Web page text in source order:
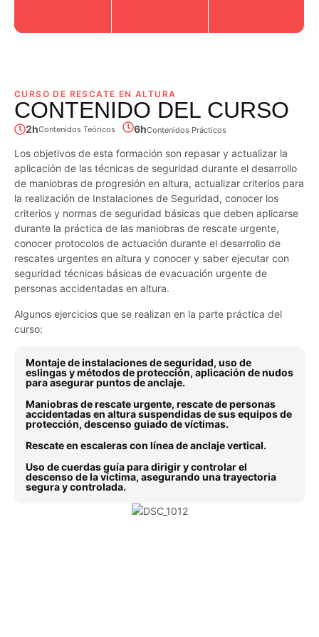
CURSO DE RESCATE EN ALTURA​
CONTENIDO DEL CURSO
2hContenidos Teóricos 6hContenidos Prácticos
Los objetivos de esta formación son repasar y actualizar la
aplicación de las técnicas de seguridad durante el desarrollo
de maniobras de progresión en altura, actualizar criterios para
la realización de Instalaciones de Seguridad, conocer los
criterios y normas de seguridad básicas que deben aplicarse
durante la práctica de las maniobras de rescate urgente,
conocer protocolos de actuación durante el desarrollo de
rescates urgentes en altura y conocer y saber ejecutar con
seguridad técnicas básicas de evacuación urgente de
personas accidentadas en altura.
Algunos ejercicios que se realizan en la parte práctica del
curso:
Montaje de instalaciones de seguridad, uso de
eslingas y métodos de protección, aplicación de nudos
para asegurar puntos de anclaje.
Maniobras de rescate urgente, rescate de personas
accidentadas en altura suspendidas de sus equipos de
protección, descenso guiado de víctimas.
Rescate en escaleras con línea de anclaje vertical.
Uso de cuerdas guía para dirigir y controlar el
descenso de la víctima, asegurando una trayectoria
segura y controlada.